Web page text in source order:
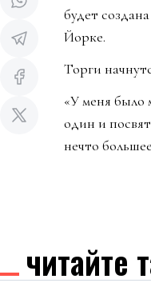
будет
Йорке.
Торги
«У меня было
один и
нечто
читайте